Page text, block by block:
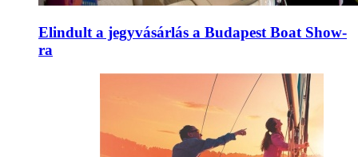
Elindult a jegyvásárlás a Budapest Boat Show-
ra